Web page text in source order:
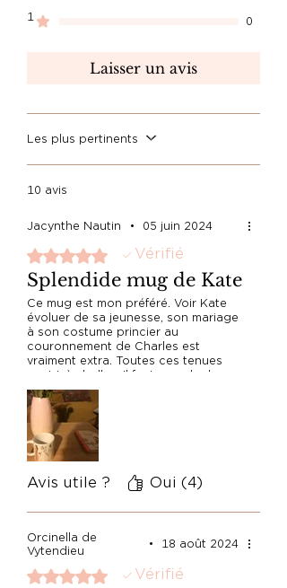
1
0
Laisser un avis
Les plus pertinents
10 avis
Jacynthe Nautin • 05 juin 2024
Noté 5 sur 5. Vérifié
Splendide mug de Kate
Ce mug est mon préféré. Voir Kate
évoluer de sa jeunesse, son mariage
à son costume princier au
couronnement de Charles est
vraiment extra. Toutes ces tenues
sont très belles. Il faut prendre le
temps de chacune les admirer. Un
thé avec Kate, une bien jolie pause.
Avis utile ? Oui (4)
Orcinella de
Vytendieu
• 18 août 2024
Noté 5 sur 5. Vérifié